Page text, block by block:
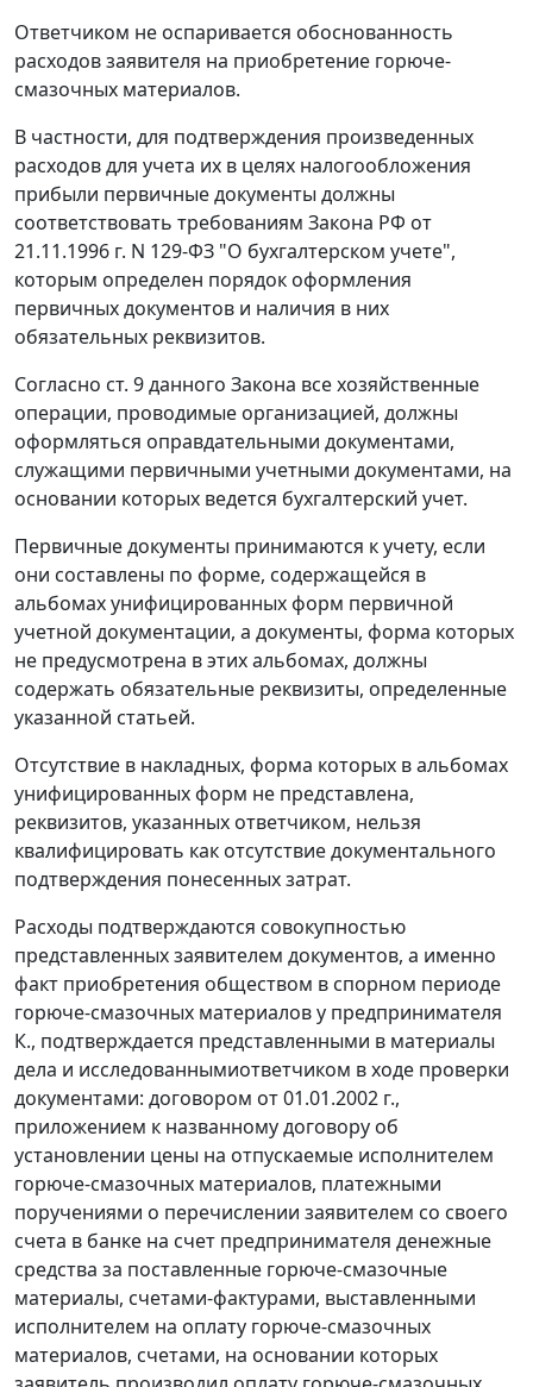
Ответчиком не оспаривается обоснованность
расходов заявителя на приобретение горюче-
смазочных материалов.
В частности, для подтверждения произведенных
расходов для учета их в целях налогообложения
прибыли первичные документы должны
соответствовать требованиям Закона РФ от
21.11.1996 г. N 129-ФЗ "О бухгалтерском учете",
которым определен порядок оформления
первичных документов и наличия в них
обязательных реквизитов.
Согласно ст. 9данного Закона все хозяйственные
операции, проводимые организацией, должны
оформляться оправдательными документами,
служащими первичными учетными документами, на
основании которых ведется бухгалтерский учет.
Первичные документы принимаются к учету, если
они составлены по форме, содержащейся в
альбомах унифицированных форм первичной
учетной документации, а документы, форма которых
не предусмотрена в этих альбомах, должны
содержать обязательные реквизиты, определенные
указанной статьей.
Отсутствие в накладных, форма которых в альбомах
унифицированных форм не представлена,
реквизитов, указанных ответчиком, нельзя
квалифицировать как отсутствие документального
подтверждения понесенных затрат.
Расходы подтверждаются совокупностью
представленных заявителем документов, а именно
факт приобретения обществом в спорном периоде
горюче-смазочных материалов у предпринимателя
К., подтверждается представленными в материалы
дела и исследованнымиответчиком в ходе проверки
документами: договором от 01.01.2002 г.,
приложением к названному договору об
установлении цены на отпускаемые исполнителем
горюче-смазочных материалов, платежными
поручениями о перечислении заявителем со своего
счета в банке на счет предпринимателя денежные
средства за поставленные горюче-смазочные
материалы, счетами-фактурами, выставленными
исполнителем на оплату горюче-смазочных
материалов, счетами, на основании которых